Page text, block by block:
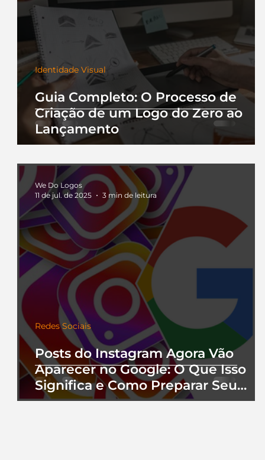
Guia Completo: O Processo de
Criação de um Logo do Zero ao
Lançamento
Identidade Visual
Posts do Instagram Agora Vão
Aparecer no Google: O Que Isso
Significa e Como Preparar Seu
Perfil
Redes Sociais
We Do Logos
11 de jul. de 2025
3 min de leitura